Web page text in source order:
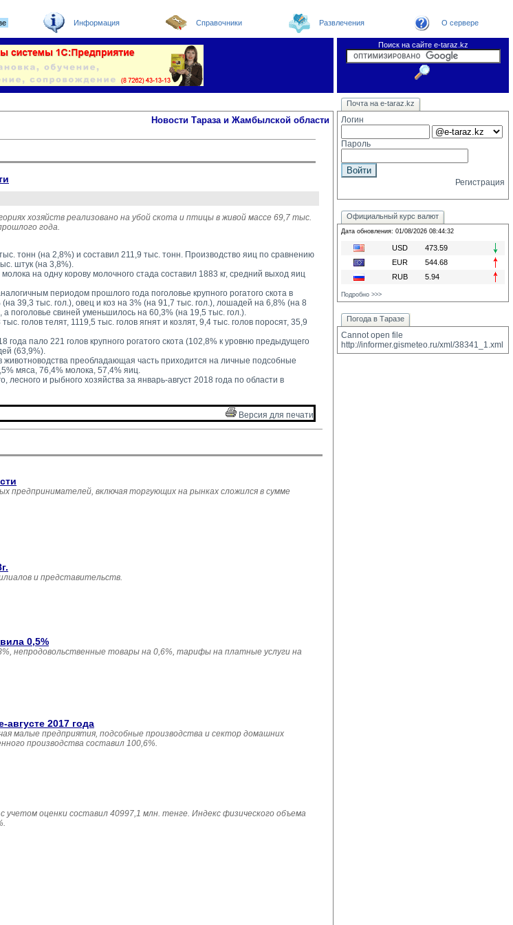
Информация Справочники Развлечения О сервере
Поиск на сайте e-taraz.kz
Новости Погода в Таразе
Телефоный справочник
Видеоконференция
Новости e-taraz
Новости Тараза и Жамбылской области
хозяйств реализовано на убой скота и птицы в живой массе 69,7 тыс.
года.
тонн (на 2,8%) и составил 211,9 тыс. тонн. Производство яиц по сравнению
штук (на 3,8%).
на одну корову молочного стада составил 1883 кг, средний выход яиц
периодом прошлого года поголовье крупного рогатого скота в
39,3 тыс. гол.), овец и коз на 3% (на 91,7 тыс. гол.), лошадей на 6,8% (на 8
а поголовье свиней уменьшилось на 60,3% (на 19,5 тыс. гол.).
голов телят, 1119,5 тыс. голов ягнят и козлят, 9,4 тыс. голов поросят, 35,9
года пало 221 голов крупного рогатого скота (102,8% к уровню предыдущего
(63,9%).
животноводства преобладающая часть приходится на личные подсобные
мяса, 76,4% молока, 57,4% яиц.
лесного и рыбного хозяйства за январь-август 2018 года по области в
Версия для печати
предпринимателей, включая торгующих на рынках сложился в сумме
и представительств.
0,5%
непродовольственные товары на 0,6%, тарифы на платные услуги на
2017 года
малые предприятия, подсобные производства и сектор домашних
производства составил 100,6%.
оценки составил 40997,1 млн. тенге. Индекс физического объема
Почта на e-taraz.kz
Логин
Пароль
Регистрация
Официальный курс валют
Дата обновления: 01/08/2026 08:44:32
USD
473.59
EUR
544.68
RUB
5.94
Подробно >>>
Погода в Таразе
Cannot open file
http://informer.gismeteo.ru/xml/38341_1.xml